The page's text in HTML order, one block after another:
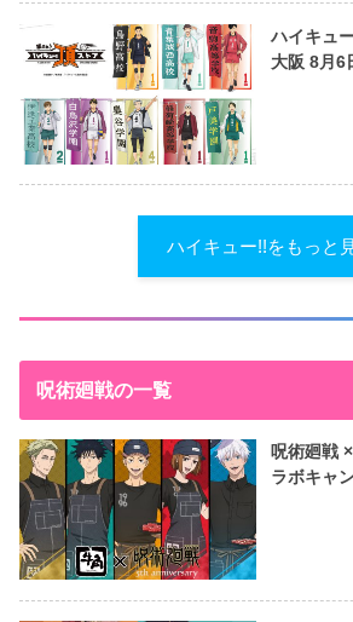
ハイキュ
大阪 8月6
ハイキュー!!をもっと
呪術廻戦の一覧
呪術廻戦
ラボキャ